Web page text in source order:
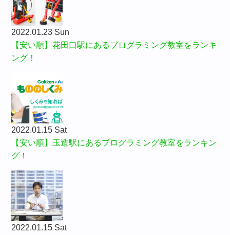
2022.01.23 Sun
【安い順】花田口駅にあるプログラミング教室をランキ
ング！
2022.01.15 Sat
【安い順】玉造駅にあるプログラミング教室をランキン
グ！
2022.01.15 Sat